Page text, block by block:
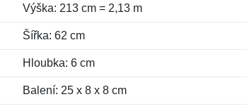
Výška: 213 cm = 2,13 m
Šířka: 62 cm
Hloubka: 6 cm
Balení: 25 x 8 x 8 cm